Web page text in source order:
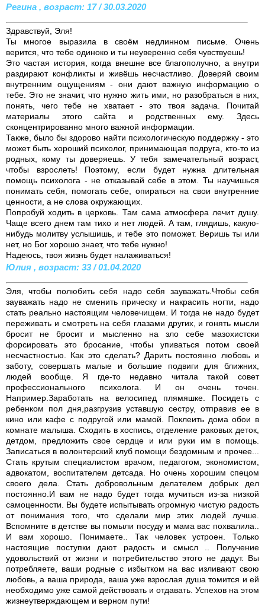
Регина , возраст: 17 / 30.03.2020
Здравствуй, Эля!
Ты многое выразила в своём недлинном письме. Очень
верится, что тебе одиноко и ты неуверенно себя чувствуешь!
Это частая история, когда внешне все благополучно, а внутри
раздирают конфликты и живёшь несчастливо. Доверяй своим
внутренним ощущениям - они дают важную информацию о
тебе. Это не значит, что нужно жить ими, но разобраться в них,
понять, чего тебе не хватает - это твоя задача. Почитай
материалы этого сайта и родственных ему. Здесь
сконцентрированно много важной информации.
Также, было бы здорово найти психологическую поддержку - это
может быть хороший психолог, принимающая подруга, кто-то из
родных, кому ты доверяешь. У тебя замечательный возраст,
чтобы взрослеть! Поэтому, если будет нужна длительная
помощь психолога - не отказывай себе в этом. Ты научишься
понимать себя, помогать себе, опираться на свои внутренние
ценности, а не слова окружающих.
Попробуй ходить в церковь. Там сама атмосфера лечит душу.
Чаще всего днем там тихо и нет людей. А там, глядишь, какую-
нибудь молитву услышишь, и тебе это поможет. Веришь ты или
нет, но Бог хорошо знает, что тебе нужно!
Надеюсь, твоя жизнь будет налаживаться!
Юлия , возраст: 33 / 01.04.2020
Эля, чтобы полюбить себя надо себя зауважать.Чтобы себя
зауважать надо не сменить прическу и накрасить ногти, надо
стать реально настоящим человечищем. И тогда не надо будет
переживать и смотреть на себя глазами других, и гонять мысли
бросит не бросит и мысленно на зло себе мазохистски
форсировать это бросание, чтобы упиваться потом своей
несчастностью. Как это сделать? Дарить постоянно любовь и
заботу, совершать малые и большие подвиги для ближних,
людей вообще. Я где-то недавно читала такой совет
профессионального психолога. И он очень точен.
Например.Заработать на велосипед плямяшке. Посидеть с
ребенком пол дня,разгрузив уставшую сестру, отправив ее в
кино или кафе с подругой или мамой. Поклеить дома обои в
комнате малыша. Сходить в хоспись, отделение раковых деток,
детдом, предложить свое сердце и или руки им в помощь.
Записаться в волонтерский клуб помощи бездомным и прочее...
Стать крутым специалистом врачом, педагогом, экономистом,
адвокатом, воспитателем детсада. Но очень хорошим спецом
своего дела. Стать добровольным делателем добрых дел
постоянно.И вам не надо будет тогда мучиться из-за низкой
самоценности. Вы будете испытывать огромную чистую радость
от понимания того, что сделали мир этих людей лучше.
Вспомните в детстве вы помыли посуду и мама вас похвалила..
И вам хорошо. Понимаете.. Так человек устроен. Только
настоящие поступки дают радость и смысл .. Получение
удовольствий от жизни и потребительство этого не дадут. Вы
потребляете, ваши родные с избытком на вас изливают свою
любовь, а ваша природа, ваша уже взрослая душа томится и ей
необходимо уже самой действовать и отдавать. Успехов на этом
жизнеутверждающем и верном пути!